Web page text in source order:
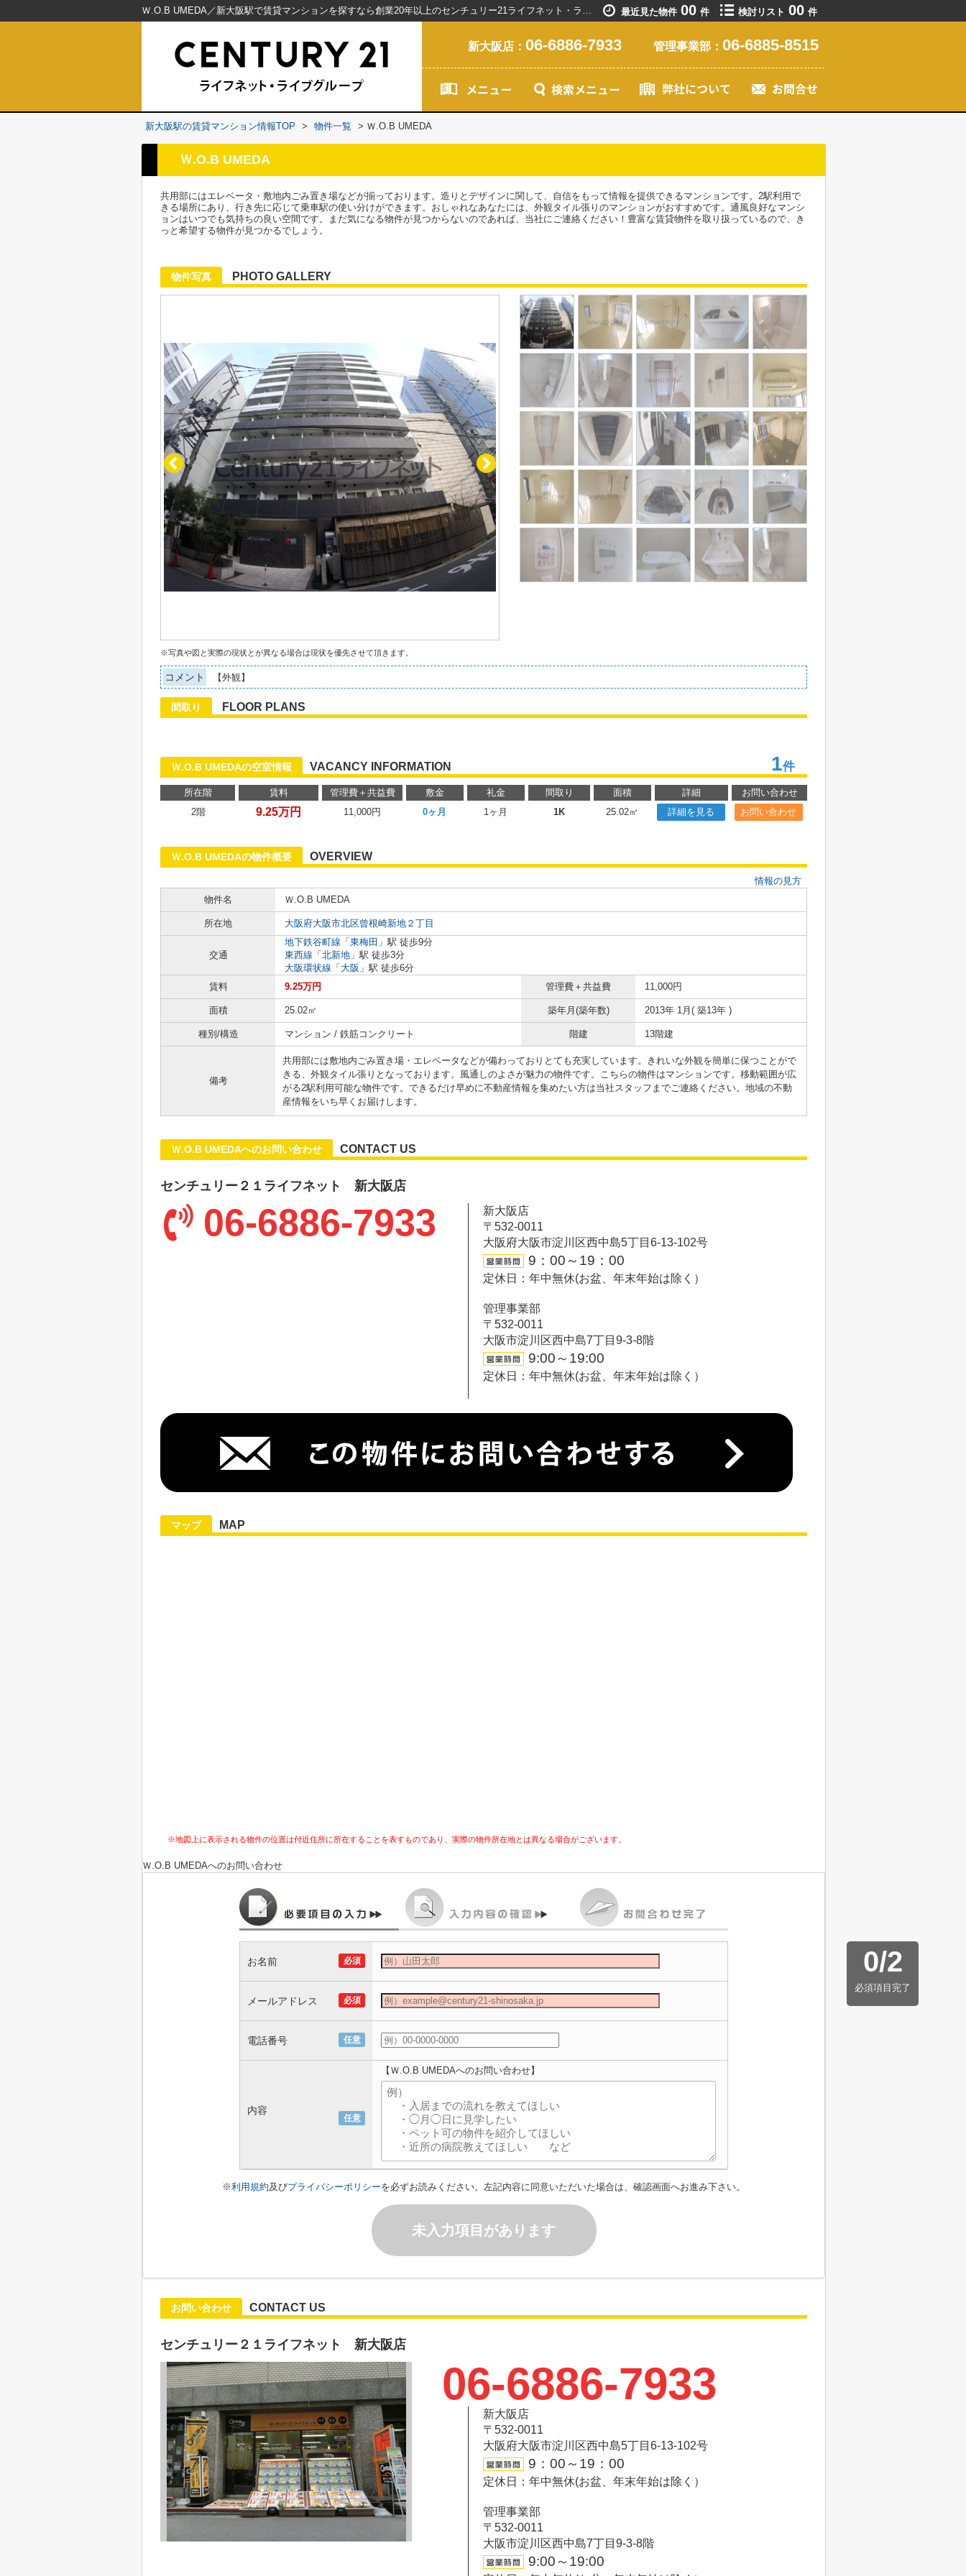
Ｗ.O.B UMEDA／新大阪駅で賃貸マンションを探すなら創業20年以上のセンチュリー21ライフネット・ライブグループ 最近見た物件 00 件 検討リスト 00 件
新大阪店： 06-6886-7933 管理事業部： 06-6885-8515
新大阪駅の賃貸マンション情報TOP > 物件一覧 > Ｗ.O.B UMEDA
Ｗ.O.B UMEDA
共用部にはエレベータ・敷地内ごみ置き場などが揃っております。造りとデザインに関して、自信をもって情報を提供できるマンションです。2駅利用で
きる場所にあり、行き先に応じて乗車駅の使い分けができます。おしゃれなあなたには、外観タイル張りのマンションがおすすめです。通風良好なマンシ
ョンはいつでも気持ちの良い空間です。まだ気になる物件が見つからないのであれば、当社にご連絡ください！豊富な賃貸物件を取り扱っているので、き
っと希望する物件が見つかるでしょう。
物件写真 PHOTO GALLERY
※写真や図と実際の現状とが異なる場合は現状を優先させて頂きます。
コメント 【外観】
間取り FLOOR PLANS
Ｗ.O.B UMEDAの空室情報 VACANCY INFORMATION 1件
所在階 賃料 管理費＋共益費 敷金 礼金 間取り 面積 詳細
お問い合わせ
2階
9.25万円 11,000円 0ヶ月 1ヶ月 1K 25.02㎡ 詳細を見る お問い合わせ
Ｗ.O.B UMEDAの物件概要 OVERVIEW
情報の見方
物件名
Ｗ.O.B UMEDA
所在地 大阪府大阪市北区曾根崎新地２丁目
交通
地下鉄谷町線 「 東梅田 」駅 徒歩9分
東西線 「 北新地 」駅 徒歩3分
大阪環状線 「 大阪 」駅 徒歩6分
賃料
9.25万円 管理費＋共益費 11,000円
面積 25.02㎡ 築年月(築年数) 2013年 1月( 築13年 )
種別/構造 マンション / 鉄筋コンクリート 階建 13階建
備考
共用部には敷地内ごみ置き場・エレベータなどが備わっておりとても充実しています。きれいな外観を簡単に保つことがで
きる、外観タイル張りとなっております。風通しのよさが魅力の物件です。こちらの物件はマンションです。移動範囲が広
がる2駅利用可能な物件です。できるだけ早めに不動産情報を集めたい方は当社スタッフまでご連絡ください。地域の不動
産情報をいち早くお届けします。
Ｗ.O.B UMEDAへのお問い合わせ CONTACT US
センチュリー２１ライフネット 新大阪店
06-6886-7933
新大阪店
〒532-0011
大阪府大阪市淀川区西中島5丁目6-13-102号
9：00～19：00
定休日：年中無休(お盆、年末年始は除く）
管理事業部
〒532-0011
大阪市淀川区西中島7丁目9-3-8階
9:00～19:00
定休日：年中無休(お盆、年末年始は除く）
マップ MAP
※地図上に表示される物件の位置は付近住所に所在することを表すものであり、実際の物件所在地とは異なる場合がございます。
Ｗ.O.B UMEDAへのお問い合わせ
0/2
必須項目完了
必須
お名前
必須
メールアドレス
任意
電話番号
任意
内容
【Ｗ.O.B UMEDAへのお問い合わせ】
※利用規約及びプライバシーポリシーを必ずお読みください。左記内容に同意いただいた場合は、確認画面へお進み下さい。
未入力項目があります
お問い合わせ CONTACT US
センチュリー２１ライフネット 新大阪店
06-6886-7933
新大阪店
〒532-0011
大阪府大阪市淀川区西中島5丁目6-13-102号
9：00～19：00
定休日：年中無休(お盆、年末年始は除く）
管理事業部
〒532-0011
大阪市淀川区西中島7丁目9-3-8階
9:00～19:00